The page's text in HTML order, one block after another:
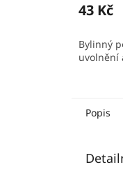
43 Kč
Bylinný
uvolnění
Popis